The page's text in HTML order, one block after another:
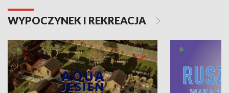
WYPOCZYNEK I REKREACJA